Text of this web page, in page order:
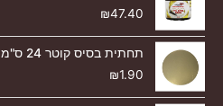
₪47.40
תחתית בסיס קוטר 24 ס"מ
₪1.90